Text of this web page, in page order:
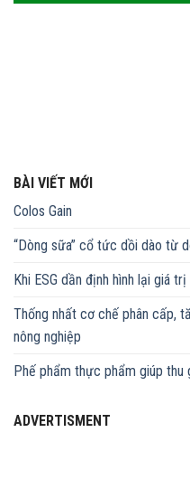
BÀI VIẾT MỚI
Colos Gain
“Dòng sữa” cổ tức dồi dào từ
Khi ESG dần định hình lại giá
Thống nhất cơ chế phân cấp,
nông nghiệp
Phế phẩm thực phẩm giúp thu
ADVERTISMENT